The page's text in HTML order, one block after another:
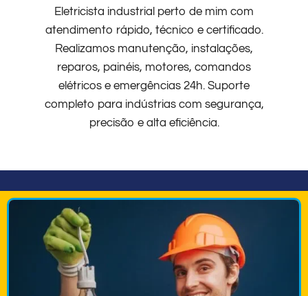
Eletricista industrial perto de mim com
atendimento rápido, técnico e certificado.
Realizamos manutenção, instalações,
reparos, painéis, motores, comandos
elétricos e emergências 24h. Suporte
completo para indústrias com segurança,
precisão e alta eficiência.